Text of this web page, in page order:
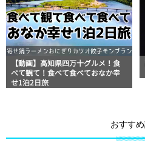
【動画】高知県四万十グルメ！食
べて観て！食べて食べておなか幸
せ1泊2日旅
おすす